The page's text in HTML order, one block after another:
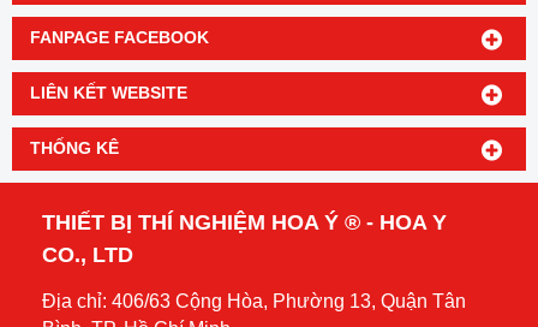
FANPAGE FACEBOOK
LIÊN KẾT WEBSITE
THỐNG KÊ
THIẾT BỊ THÍ NGHIỆM HOA Ý ® - HOA Y
CO., LTD
Địa chỉ: 406/63 Cộng Hòa, Phường 13, Quận Tân